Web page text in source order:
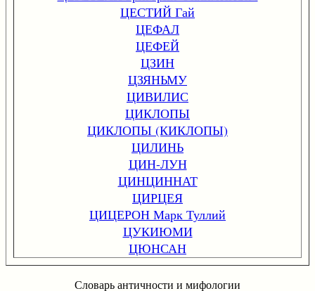
ЦЕСТИЙ Гай
ЦЕФАЛ
ЦЕФЕЙ
ЦЗИН
ЦЗЯНЬМУ
ЦИВИЛИС
ЦИКЛОПЫ
ЦИКЛОПЫ (КИКЛОПЫ)
ЦИЛИНЬ
ЦИН-ЛУН
ЦИНЦИННАТ
ЦИРЦЕЯ
ЦИЦЕРОН Марк Туллий
ЦУКИЮМИ
ЦЮНСАН
Словарь античности и мифологии